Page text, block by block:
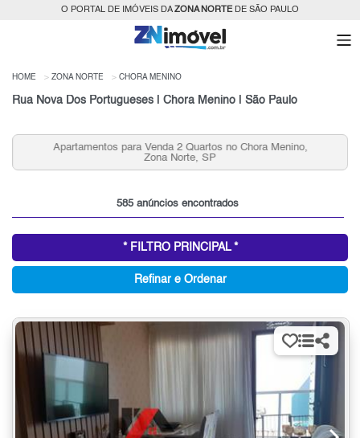
O PORTAL DE IMÓVEIS DAZONA NORTEDE SÃO PAULO
HOME ZONA NORTE CHORA MENINO
Rua Nova Dos Portugueses | Chora Menino | São Paulo
Apartamentos para Venda 2 Quartos no Chora Menino,
Zona Norte, SP
585 anúncios encontrados
* FILTRO PRINCIPAL *
Refinar e Ordenar